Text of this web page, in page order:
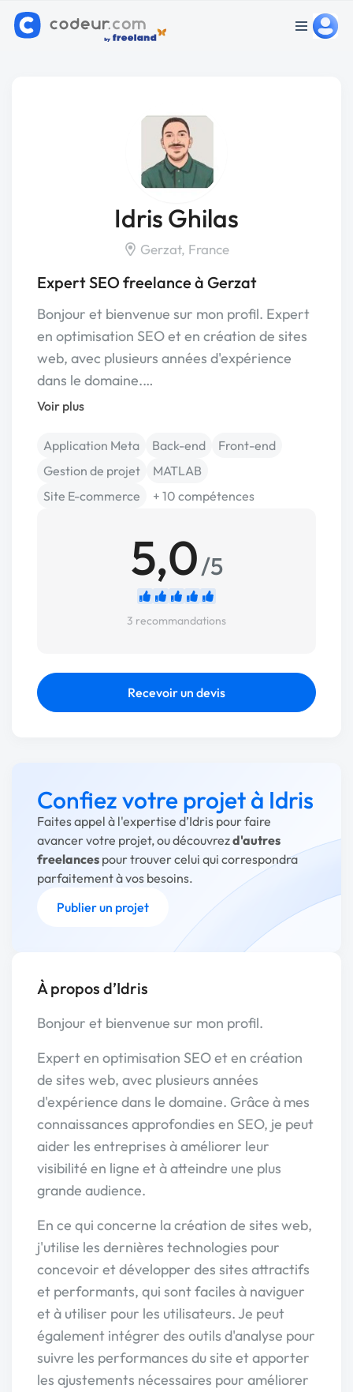
Idris Ghilas
Gerzat, France
Expert SEO freelance à Gerzat
Bonjour et bienvenue sur mon profil. Expert
en optimisation SEO et en création de sites
web, avec plusieurs années d'expérience
dans le domaine.…
Voir plus
Application Meta Back-end
Front-end
Gestion de projet
MATLAB
Site E-commerce
+ 10 compétences
5,0/5
3 recommandations
Recevoir un devis
Confiez votre projet à Idris
Faites appel à l'expertise d’Idris pour faire
avancer votre projet, ou découvrezd'autres
freelances pour trouver celui qui correspondra
parfaitement à vos besoins.
Publier un projet
À propos d’Idris
Bonjour et bienvenue sur mon profil.
Expert en optimisation SEO et en création
de sites web, avec plusieurs années
d'expérience dans le domaine. Grâce à mes
connaissances approfondies en SEO, je peut
aider les entreprises à améliorer leur
visibilité en ligne et à atteindre une plus
grande audience.
En ce qui concerne la création de sites web,
j'utilise les dernières technologies pour
concevoir et développer des sites attractifs
et performants, qui sont faciles à naviguer
et à utiliser pour les utilisateurs. Je peut
également intégrer des outils d'analyse pour
suivre les performances du site et apporter
les ajustements nécessaires pour améliorer